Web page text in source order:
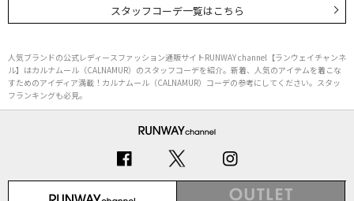
スタッフコーデ一覧はこちら
人気ブランドの公式レディースファッション通販サイトRUNWAY channel【ランウェイチャンネ
ル】はカルナムール（CALNAMUR）のスタッフコーデを紹介。新着、人気のアイテムを着こな
すためのアイディア満載！カルナムール（CALNAMUR）コーデの参考にしてください。スタッ
フランキングも必見。